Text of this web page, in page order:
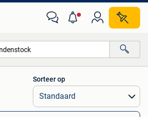
Alle afstanden…
Sorteer op